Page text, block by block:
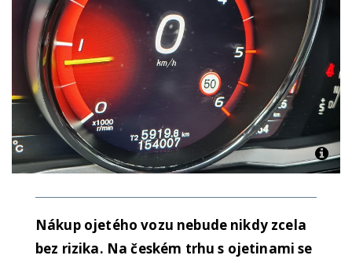
Nákup ojetého vozu nebude nikdy zcela
bez rizika. Na českém trhu s ojetinami se